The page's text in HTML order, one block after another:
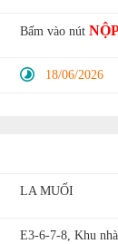
Bấm vào nút
18/06/2026
LA MUỐI
E3-6-7-8, Khu